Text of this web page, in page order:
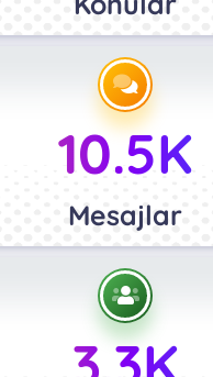
10.5K
Mesajlar